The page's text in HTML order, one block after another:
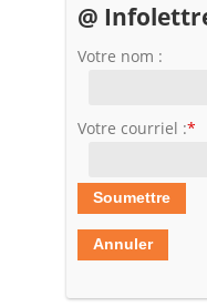
@
Votre nom :
Votre courriel :*